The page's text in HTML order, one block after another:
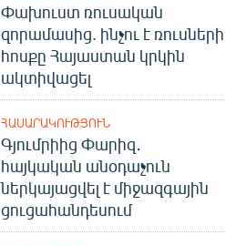
Փախուստ ռուսական
զորամասից. ինչու է ռուսների
հոսքը Հայաստան կրկին
ակտիվացել
ՀԱՍԱՐԱԿՈՒԹՅՈՒՆ
Գյումրիից Փարիզ․
հայկական անօդաչուն
ներկայացվել է միջազգային
ցուցահանդեսում